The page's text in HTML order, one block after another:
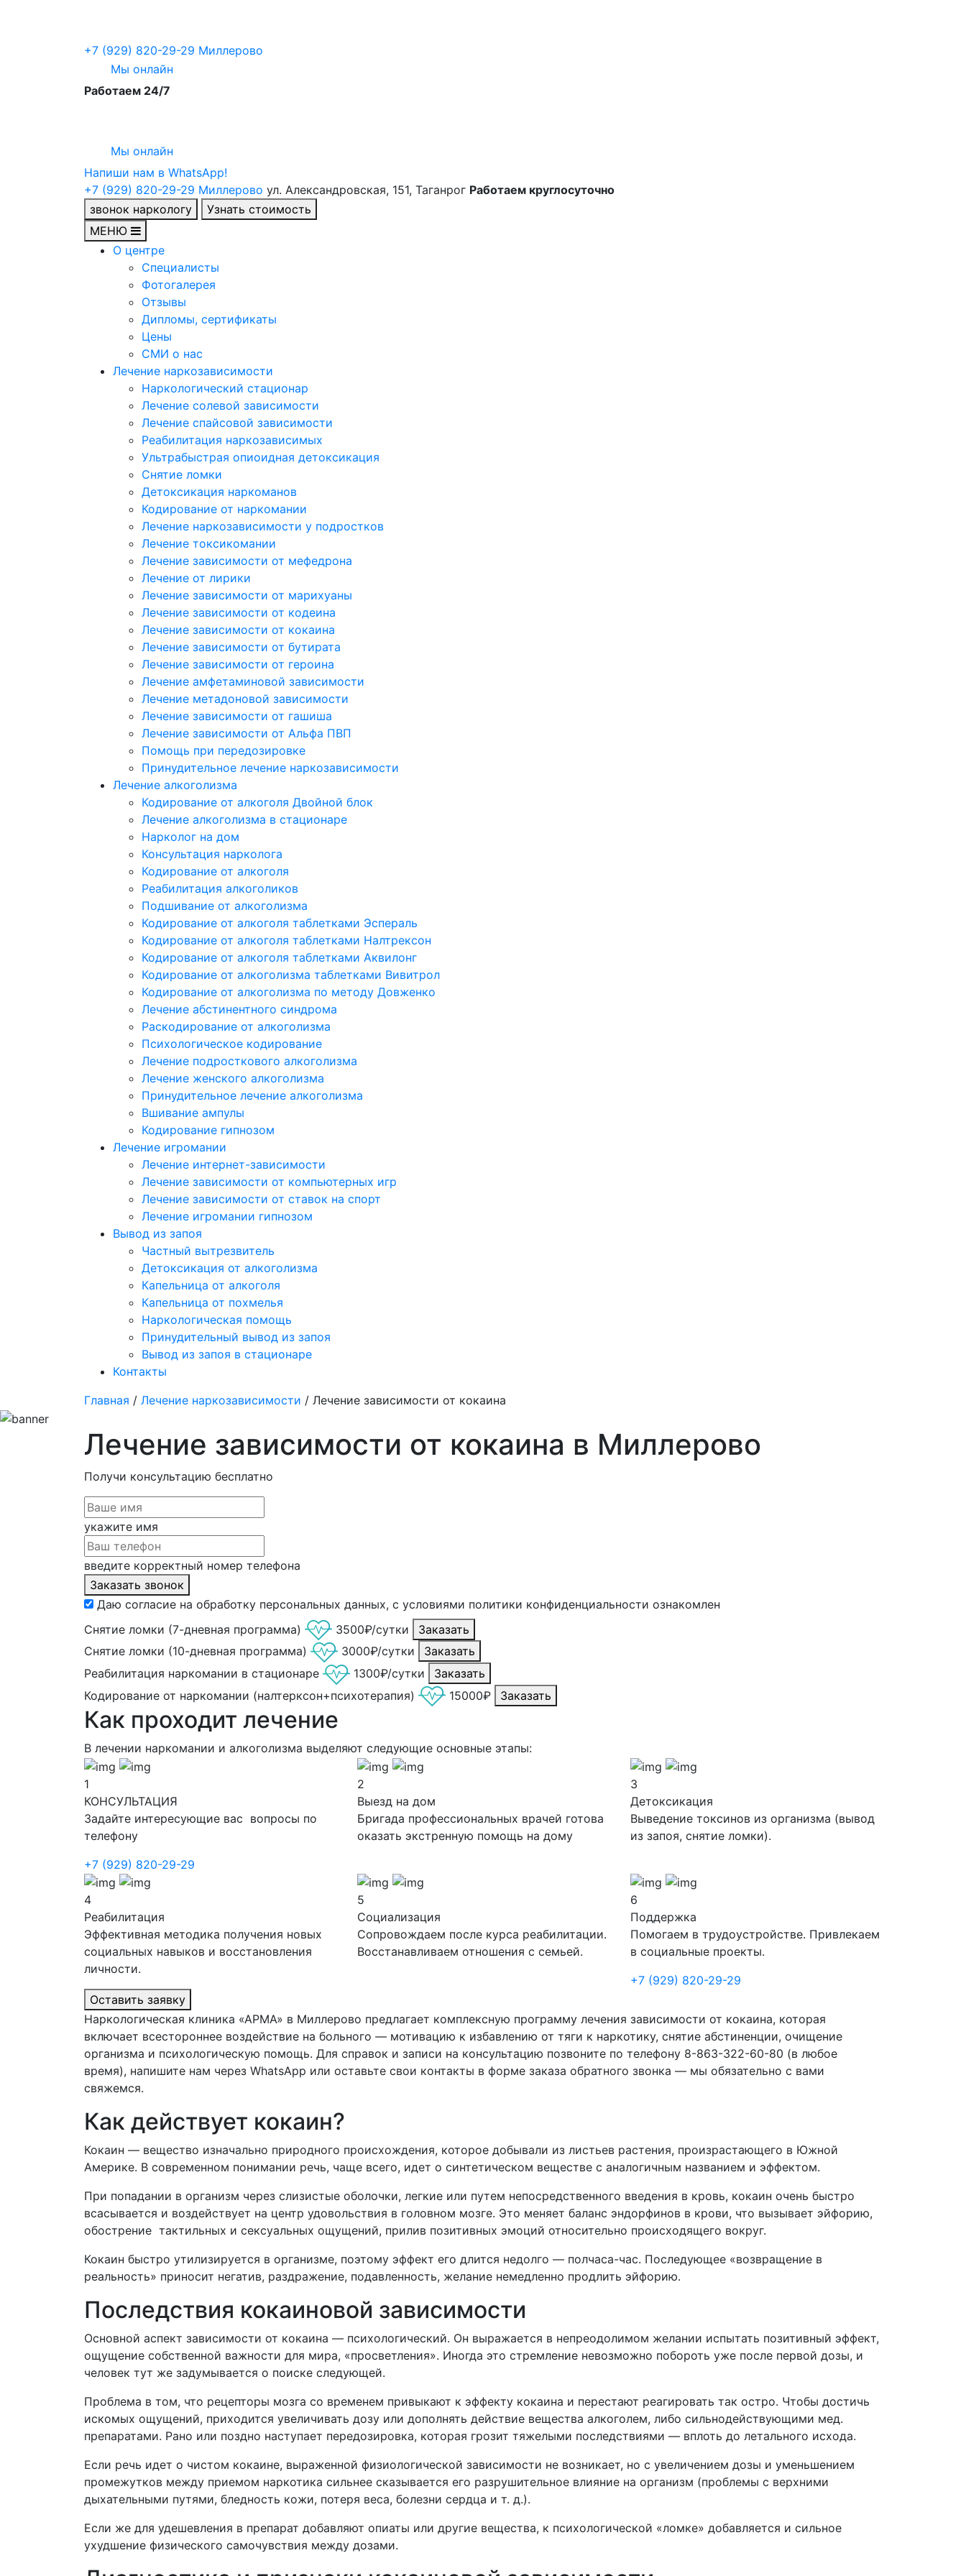
+7 (929) 820-29-29 Миллерово
Мы онлайн
Работаем 24/7
Мы онлайн
Напиши нам в WhatsApp!
+7 (929) 820-29-29 Миллерово ул. Александровская, 151, Таганрог Работаем круглосуточно
звонок наркологу
Узнать стоимость
МЕНЮ
О центре
Специалисты
Фотогалерея
Отзывы
Дипломы, сертификаты
Цены
СМИ о нас
Лечение наркозависимости
Наркологический стационар
Лечение солевой зависимости
Лечение спайсовой зависимости
Реабилитация наркозависимых
Ультрабыстрая опиоидная детоксикация
Снятие ломки
Детоксикация наркоманов
Кодирование от наркомании
Лечение наркозависимости у подростков
Лечение токсикомании
Лечение зависимости от мефедрона
Лечение от лирики
Лечение зависимости от марихуаны
Лечение зависимости от кодеина
Лечение зависимости от кокаина
Лечение зависимости от бутирата
Лечение зависимости от героина
Лечение амфетаминовой зависимости
Лечение метадоновой зависимости
Лечение зависимости от гашиша
Лечение зависимости от Альфа ПВП
Помощь при передозировке
Принудительное лечение наркозависимости
Лечение алкоголизма
Кодирование от алкоголя Двойной блок
Лечение алкоголизма в стационаре
Нарколог на дом
Консультация нарколога
Кодирование от алкоголя
Реабилитация алкоголиков
Подшивание от алкоголизма
Кодирование от алкоголя таблетками Эспераль
Кодирование от алкоголя таблетками Налтрексон
Кодирование от алкоголя таблетками Аквилонг
Кодирование от алкоголизма таблетками Вивитрол
Кодирование от алкоголизма по методу Довженко
Лечение абстинентного синдрома
Раскодирование от алкоголизма
Психологическое кодирование
Лечение подросткового алкоголизма
Лечение женского алкоголизма
Принудительное лечение алкоголизма
Вшивание ампулы
Кодирование гипнозом
Лечение игромании
Лечение интернет-зависимости
Лечение зависимости от компьютерных игр
Лечение зависимости от ставок на спорт
Лечение игромании гипнозом
Вывод из запоя
Частный вытрезвитель
Детоксикация от алкоголизма
Капельница от алкоголя
Капельница от похмелья
Наркологическая помощь
Принудительный вывод из запоя
Вывод из запоя в стационаре
Контакты
Главная / Лечение наркозависимости / Лечение зависимости от кокаина
Лечение зависимости от кокаина в Миллерово
Получи консультацию бесплатно
укажите имя
введите корректный номер телефона
Заказать звонок
Даю согласие на обработку персональных данных, с условиями политики конфиденциальности ознакомлен
Снятие ломки (7-дневная программа)
3500₽/сутки
Заказать
Снятие ломки (10-дневная программа)
3000₽/сутки
Заказать
Реабилитация наркомании в стационаре
1300₽/сутки
Заказать
Кодирование от наркомании (налтерксон+психотерапия)
15000₽ Заказать
Как проходит лечение
В лечении наркомании и алкоголизма выделяют следующие основные этапы:
1
КОНСУЛЬТАЦИЯ
Задайте интересующие вас вопросы по
телефону
+7 (929) 820-29-29
2
Выезд на дом
Бригада профессиональных врачей готова
оказать экстренную помощь на дому
3
Детоксикация
Выведение токсинов из организма (вывод
из запоя, снятие ломки).
4
Реабилитация
Эффективная методика получения новых
социальных навыков и восстановления
личности.
5
Социализация
Сопровождаем после курса реабилитации.
Восстанавливаем отношения с семьей.
6
Поддержка
Помогаем в трудоустройстве. Привлекаем
в социальные проекты.
+7 (929) 820-29-29
Оставить заявку
Наркологическая клиника «АРМА» в Миллерово предлагает комплексную программу лечения зависимости от кокаина, которая
включает всестороннее воздействие на больного — мотивацию к избавлению от тяги к наркотику, снятие абстиненции, очищение
организма и психологическую помощь. Для справок и записи на консультацию позвоните по телефону 8-863-322-60-80 (в любое
время), напишите нам через WhatsApp или оставьте свои контакты в форме заказа обратного звонка — мы обязательно с вами
свяжемся.
Как действует кокаин?
Кокаин — вещество изначально природного происхождения, которое добывали из листьев растения, произрастающего в Южной
Америке. В современном понимании речь, чаще всего, идет о синтетическом веществе с аналогичным названием и эффектом.
При попадании в организм через слизистые оболочки, легкие или путем непосредственного введения в кровь, кокаин очень быстро
всасывается и воздействует на центр удовольствия в головном мозге. Это меняет баланс эндорфинов в крови, что вызывает эйфорию,
обострение тактильных и сексуальных ощущений, прилив позитивных эмоций относительно происходящего вокруг.
Кокаин быстро утилизируется в организме, поэтому эффект его длится недолго — полчаса-час. Последующее «возвращение в
реальность» приносит негатив, раздражение, подавленность, желание немедленно продлить эйфорию.
Последствия кокаиновой зависимости
Основной аспект зависимости от кокаина — психологический. Он выражается в непреодолимом желании испытать позитивный эффект,
ощущение собственной важности для мира, «просветления». Иногда это стремление невозможно побороть уже после первой дозы, и
человек тут же задумывается о поиске следующей.
Проблема в том, что рецепторы мозга со временем привыкают к эффекту кокаина и перестают реагировать так остро. Чтобы достичь
искомых ощущений, приходится увеличивать дозу или дополнять действие вещества алкоголем, либо сильнодействующими мед.
препаратами. Рано или поздно наступает передозировка, которая грозит тяжелыми последствиями — вплоть до летального исхода.
Если речь идет о чистом кокаине, выраженной физиологической зависимости не возникает, но с увеличением дозы и уменьшением
промежутков между приемом наркотика сильнее сказывается его разрушительное влияние на организм (проблемы с верхними
дыхательными путями, бледность кожи, потеря веса, болезни сердца и т. д.).
Если же для удешевления в препарат добавляют опиаты или другие вещества, к психологической «ломке» добавляется и сильное
ухудшение физического самочувствия между дозами.